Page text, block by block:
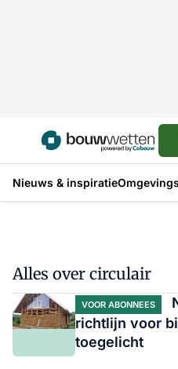
Nieuws & inspiratie
Alles over circulair
VOOR ABONNEES
richtlijn voor
toegelicht